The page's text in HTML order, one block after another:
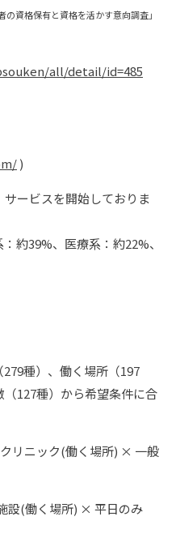
資格保有と資格を活かす意向調査」
all/detail/id=485
)
ービスを開始しておりま
約39%、医療系：約22%、
種）、働く場所（197
127種）から希望条件に合
リニック(働く場所) × 一般
(働く場所) × 平日のみ